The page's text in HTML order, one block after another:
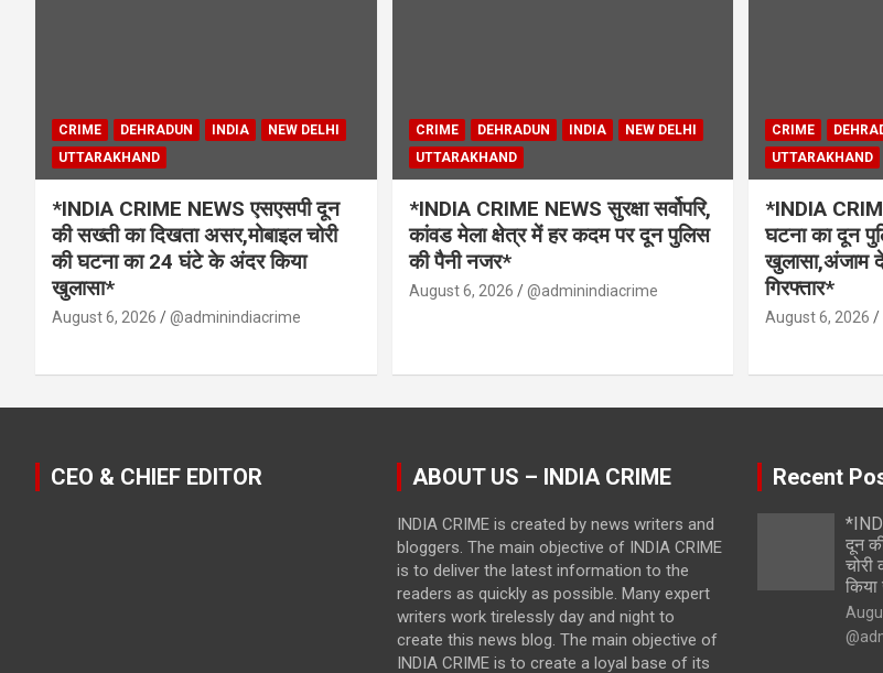
CRIME DEHRADUN INDIA
NEW DELHI
UTTARAKHAND
*INDIA CRIME NEWS एसएसपी दून
की सख्ती का दिखता असर,मोबाइल चोरी
की घटना का 24 घंटे के अंदर किया
खुलासा*
August 6, 2026 @adminindiacrime
CRIME DEHRADUN INDIA
NEW DELHI
UTTARAKHAND
*INDIA CRIME NEWS सुरक्षा सर्वोपरि,
कांवड मेला क्षेत्र में हर कदम पर दून पुलिस
की पैनी नजर*
August 6, 2026 @adminindiacrime
CRIME
UTTARAKHAND
*INDIA
घटना का दून
खुलासा,अंजाम
गिरफ्तार*
August 6, 2026
CEO & CHIEF EDITOR ABOUT US – INDIA CRIME
INDIA CRIME is created by news writers and
bloggers. The main objective of INDIA CRIME
is to deliver the latest information to the
readers as quickly as possible. Many expert
writers work tirelessly day and night to
create this news blog. The main objective of
INDIA CRIME is to create a loyal base of its
Recent
दून